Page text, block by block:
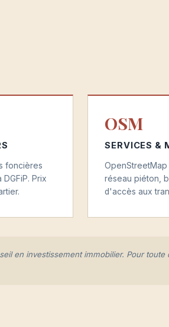
foncières
Prix
OSM
SERVICES &
OpenStreetMap
réseau piéton,
d'accès aux
en investissement immobilier. Pour toute